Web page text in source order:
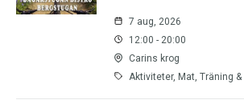
7 aug, 2026
12:00 - 20:00
Carins krog
Aktiviteter, Mat, Träning